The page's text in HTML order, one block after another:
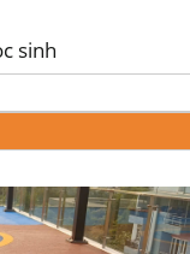
sinh